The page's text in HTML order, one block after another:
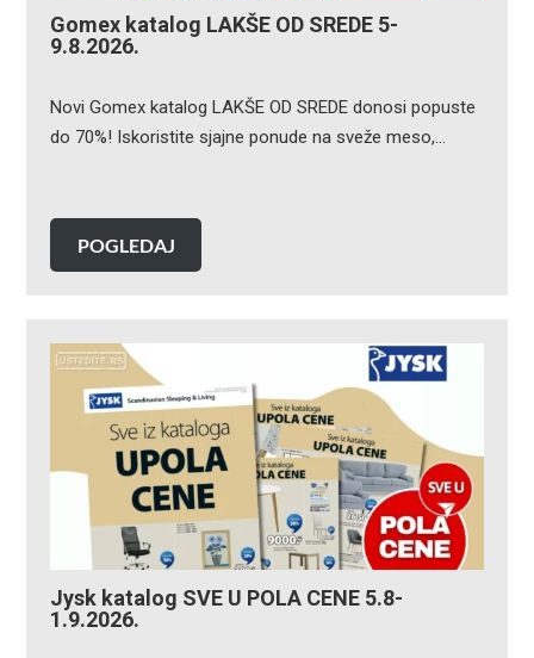
Gomex katalog LAKŠE OD SREDE 5-
9.8.2026.
Novi Gomex katalog LAKŠE OD SREDE donosi popuste
do 70%! Iskoristite sjajne ponude na sveže meso,…
POGLEDAJ
Jysk katalog SVE U POLA CENE 5.8-
1.9.2026.